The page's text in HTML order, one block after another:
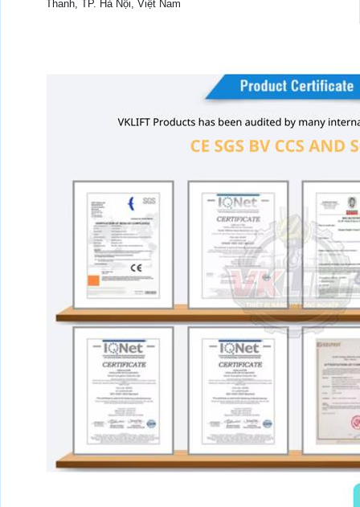
Thanh, TP. Hà Nội, Việt Nam